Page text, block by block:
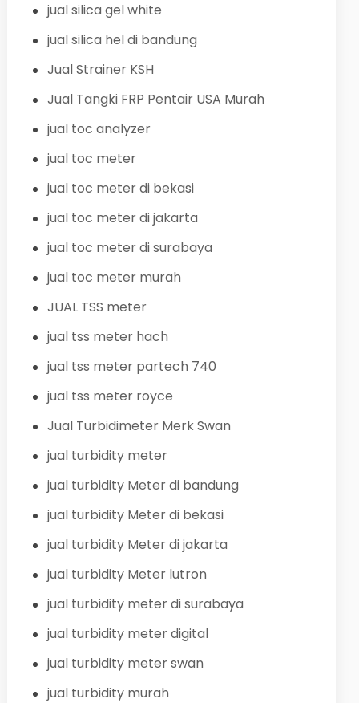
jual silica gel white
jual silica hel di bandung
Jual Strainer KSH
Jual Tangki FRP Pentair USA Murah
jual toc analyzer
jual toc meter
jual toc meter di bekasi
jual toc meter di jakarta
jual toc meter di surabaya
jual toc meter murah
JUAL TSS meter
jual tss meter hach
jual tss meter partech 740
jual tss meter royce
Jual Turbidimeter Merk Swan
jual turbidity meter
jual turbidity Meter di bandung
jual turbidity Meter di bekasi
jual turbidity Meter di jakarta
jual turbidity Meter lutron
jual turbidity meter di surabaya
jual turbidity meter digital
jual turbidity meter swan
jual turbidity murah